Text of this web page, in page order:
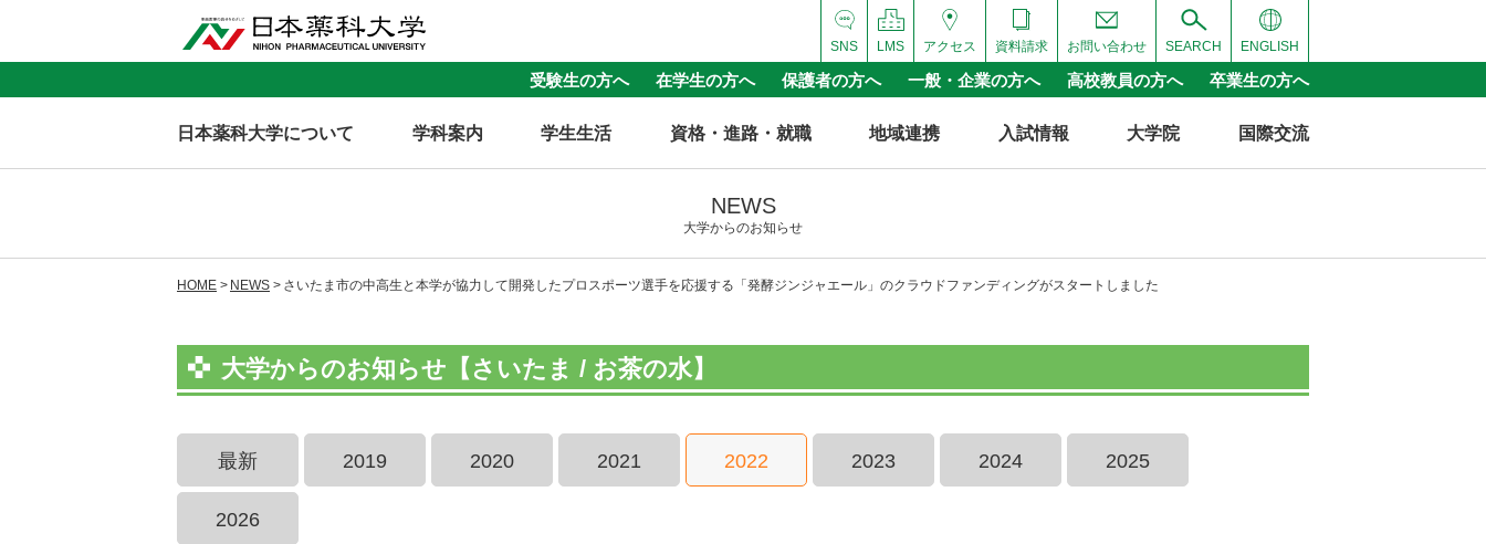
ENGLISH
SEARCH
お問い合わせ
資料請求
アクセス
LMS
SNS
受験生の方へ 在学生の方へ 保護者の方へ 一般・企業の方へ 高校教員の方へ 卒業生の方へ
日本薬科大学について 学科案内 学生生活 資格・進路・就職 地域連携 入試情報 大学院 国際交流
NEWS
大学からのお知らせ
HOME NEWS さいたま市の中高生と本学が協力して開発したプロスポーツ選手を応援する「発酵ジンジャエール」のクラウドファンディングがスタートしました
大学からのお知らせ【さいたま / お茶の水】
最新 2019 2020 2021 2022 2023 2024 2025
2026